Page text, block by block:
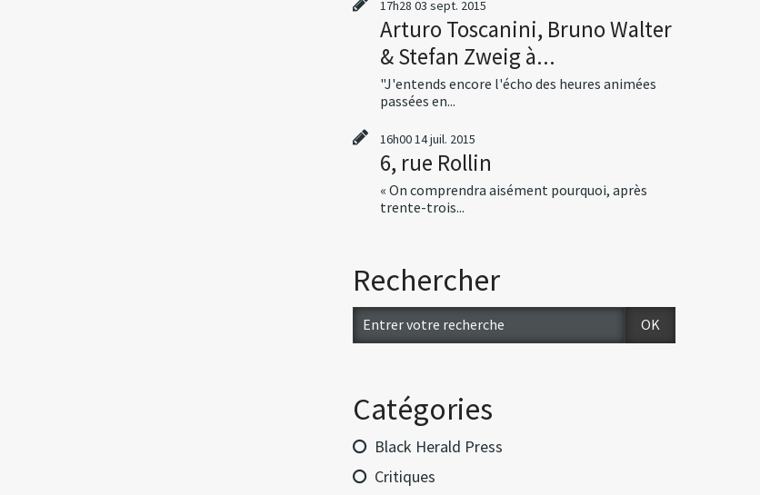
17h28 03 sept. 2015
Arturo Toscanini, Bruno Walter
& Stefan Zweig à...
"J'entends encore l'écho des heures animées
passées en...
16h0014juil. 2015
6, rue Rollin
« On comprendra aisément pourquoi, après
trente-trois...
Rechercher
Catégories
Black Herald Press
Critiques